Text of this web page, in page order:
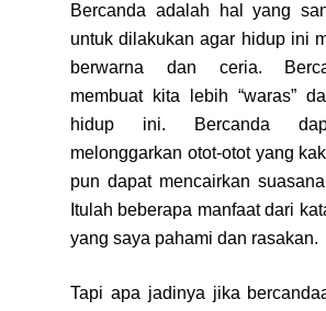
Bercanda adalah hal yang
untuk dilakukan agar hidup ini
berwarna dan ceria.
membuat kita lebih “waras”
hidup ini. Bercanda
melonggarkan otot-otot yang
pun dapat mencairkan
Itulah beberapa manfaat dari
yang saya pahami dan rasakan.
Tapi apa jadinya jika